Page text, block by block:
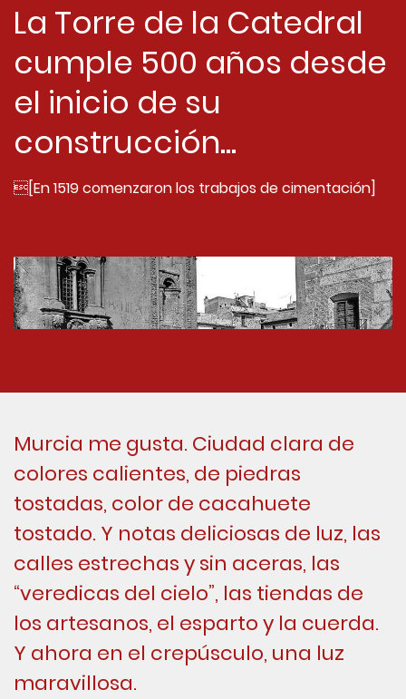
La Torre de la Catedral
cumple 500 años desde
el inicio de su
construcción...
[En 1519 comenzaron los trabajos de cimentación]
Murcia me gusta. Ciudad clara de
colores calientes, de piedras
tostadas, color de cacahuete
tostado. Y notas deliciosas de luz, las
calles estrechas y sin aceras, las
“veredicas del cielo”, las tiendas de
los artesanos, el esparto y la cuerda.
Y ahora en el crepúsculo, una luz
maravillosa.